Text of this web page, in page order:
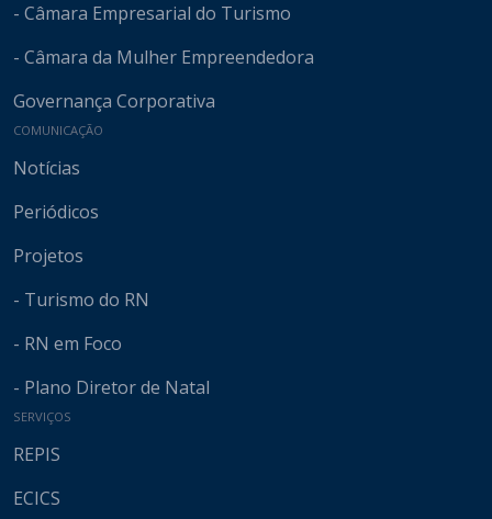
- Câmara Empresarial do Turismo
- Câmara da Mulher Empreendedora
Governança Corporativa
COMUNICAÇÃO
Notícias
Periódicos
Projetos
- Turismo do RN
- RN em Foco
- Plano Diretor de Natal
SERVIÇOS
REPIS
ECICS